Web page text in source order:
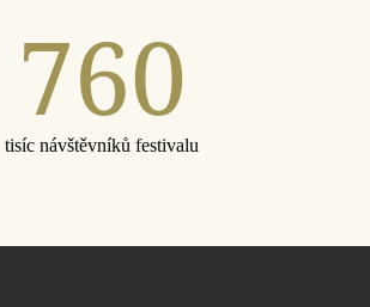
760
tisíc návštěvníků festivalu